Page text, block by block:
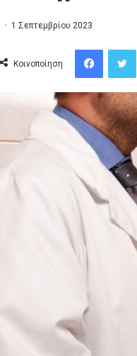
1 Σεπτεμβρίου 2023
Κοινοποίηση